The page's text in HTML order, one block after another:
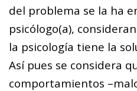
del problema se la ha
psicólogo(a),
la psicología tiene la
Así pues se considera
comportamientos